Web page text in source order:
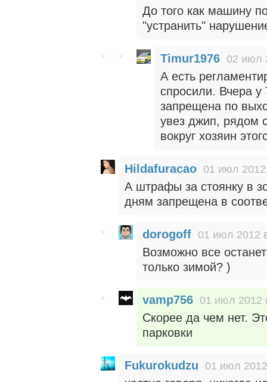
До того как машину
"устранить"
Timur1976 02 июл
А есть
спросили. Вчера у
запрещена по
увез джип, рядом
вокруг хозяин
Hildafuracao 01 июл
А штрафы за стоянку в
дням запрещена в
dorogoff 01 июл 2012
Возможно все
только зимой? )
vamp756 01 июл 2012
Скорее да чем нет.
парковки
Fukurokudzu 01 июл